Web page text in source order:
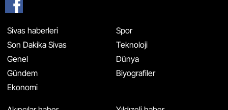
Sivas haberleri
Son Dakika Sivas
Genel
Gündem
Ekonomi
Spor
Teknoloji
Dünya
Biyografiler